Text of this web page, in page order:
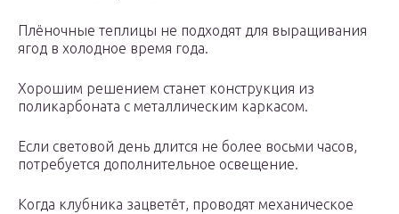
Плёночные теплицы не подходят для выращивания
ягод в холодное время года.
Хорошим решением станет конструкция из
поликарбоната с металлическим каркасом.
Если световой день длится не более восьми часов,
потребуется дополнительное освещение.
Когда клубника зацветёт, проводят механическое